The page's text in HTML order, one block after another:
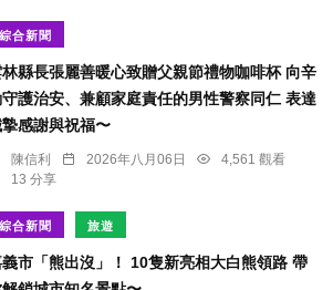
綜合新聞
林縣長張麗善暖心致贈父親節禮物咖啡杯 向辛
護治安、兼顧家庭責任的男性警察同仁 表達
感謝與祝福〜
陳信利 2026年八月06日
4,561 觀看
13 分享
綜合新聞 旅遊
市「熊出沒」！ 10隻新亮相大白熊領路 帶